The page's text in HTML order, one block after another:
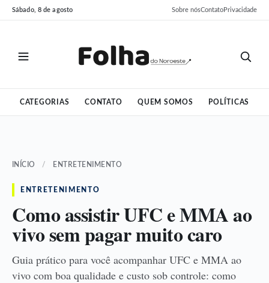
Pular
para
Pular
para
Sábado, 8 de agosto Sobre nósContatoPrivacidade
CATEGORIAS CONTATO QUEM SOMOS POLÍTICAS
INÍCIO / ENTRETENIMENTO
ENTRETENIMENTO
Como assistir UFC e MMA ao
vivo sem pagar muito caro
Guia prático para você acompanhar UFC e MMA ao
vivo com boa qualidade e custo sob controle: como